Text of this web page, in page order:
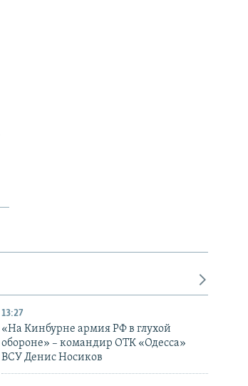
13:27
«На Кинбурне армия РФ в глухой
обороне» – командир ОТК «Одесса»
ВСУ Денис Носиков